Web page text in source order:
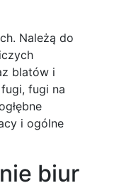
Należą do
blatów i
fugi na
i ogólne
biur